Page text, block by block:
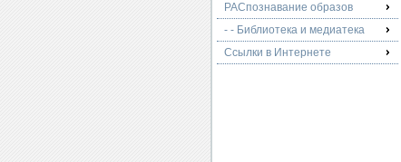
РАСпознавание образов
- - Библиотека и медиатека
Ссылки в Интернете